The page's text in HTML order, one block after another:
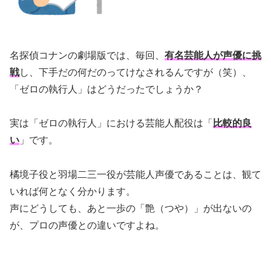
名探偵コナンの劇場版では、毎回、 有名芸能人が声優に挑
戦し、下手だの何だのってけなされるんですが（笑）、
「ゼロの執行人」はどうだったでしょうか？
実は「ゼロの執行人」における芸能人配役は「 比較的良
い 」です。
橘境子役と羽場二三一役が芸能人声優であることは、観て
いれば何となく分かります。
声にどうしても、あと一歩の「艶（つや）」が出ないの
が、プロの声優との違いですよね。